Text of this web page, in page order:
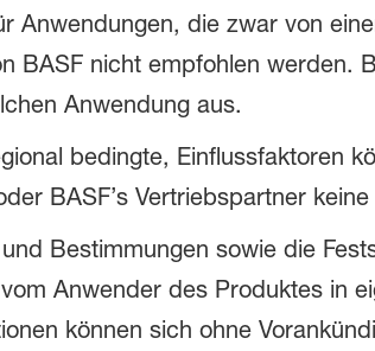
Anwendungen, die zwar von
BASF nicht empfohlen werden.
Anwendung aus.
bedingte, Einflussfaktoren
BASF’s Vertriebspartner
Bestimmungen sowie die
Anwender des Produktes in
können sich ohne